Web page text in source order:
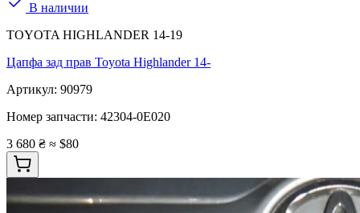
В наличии
TOYOTA HIGHLANDER 14-19
Цапфа зад прав Toyota Highlander 14-
Артикул: 90979
Номер запчасти: 42304-0E020
3 680 ₴ ≈ $80